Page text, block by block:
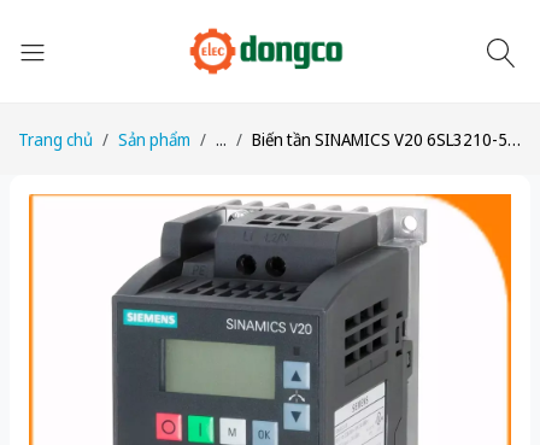
Trang chủ Sản phẩm ... Biến tần SINAMICS V20 6SL3210-5BE22-2CV1: Động cơ 2.2 kW, Tải quá 150%